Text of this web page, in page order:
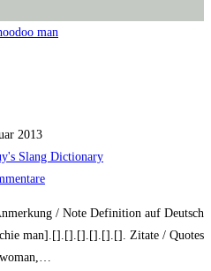
2013
Slang Dictionary
/ Note Definition auf Deutsch
man].[].[].[].[].[].[]. Zitate / Quotes
woman,…